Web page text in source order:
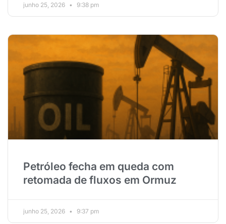
junho 25, 2026 9:38 pm
Petróleo fecha em queda com
retomada de fluxos em Ormuz
junho 25, 2026 9:37 pm